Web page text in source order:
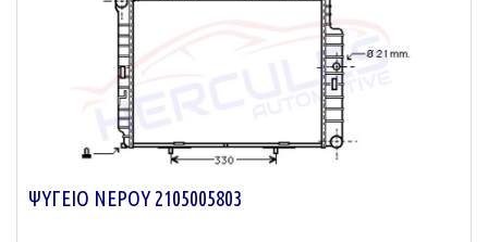
ΨΥΓΕΙΟ ΝΕΡΟΥ 2105005803